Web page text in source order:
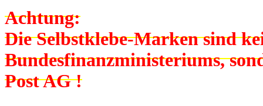
Achtung:
Die Selbstklebe-Marken sind
Bundesfinanzministeriums,
Post AG !